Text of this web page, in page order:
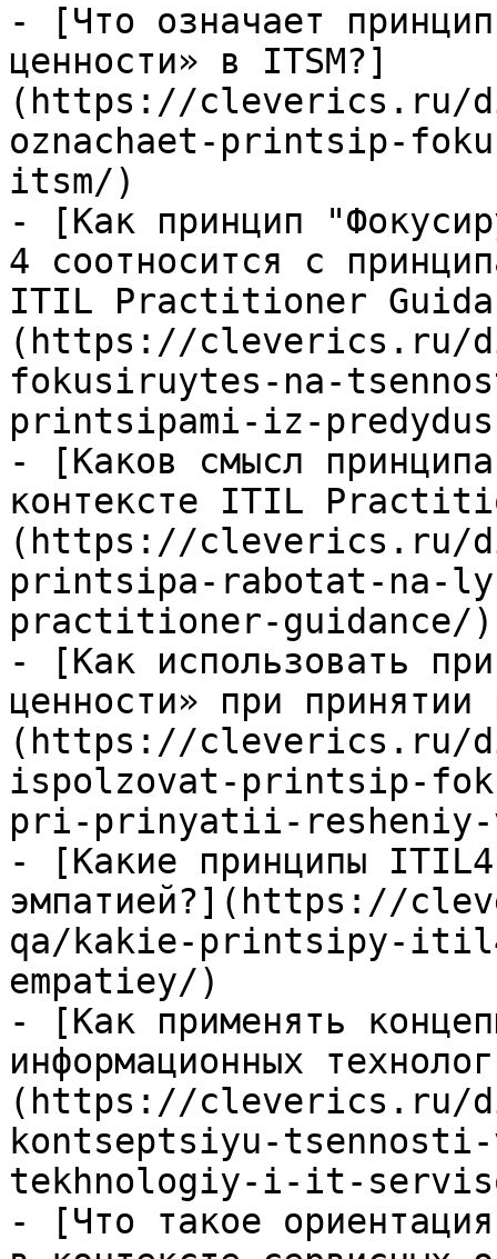
- [Что означает
ценности» в ITSM?]
(https://cleverics.ru/
oznachaet-printsip-
itsm/)
- [Как принцип
4 соотносится с
ITIL Practitioner
(https://cleverics.ru/
fokusiruytes-na-
printsipami-iz-
- [Каков смысл
контексте ITIL
(https://cleverics.ru/
printsipa-rabotat-na-
practitioner-guidance/)
- [Как использовать
ценности» при
(https://cleverics.ru/
ispolzovat-printsip-
pri-prinyatii-
- [Какие принципы ITIL4
эмпатией?](https://
qa/kakie-printsipy-
empatiey/)
- [Как применять
информационных
(https://cleverics.ru/
kontseptsiyu-
tekhnologiy-i-it-
- [Что такое